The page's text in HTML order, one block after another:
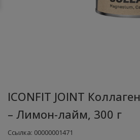
ICONFIT JOINT Коллаген
– Лимон-лайм, 300 г
Ссылка: 00000001471